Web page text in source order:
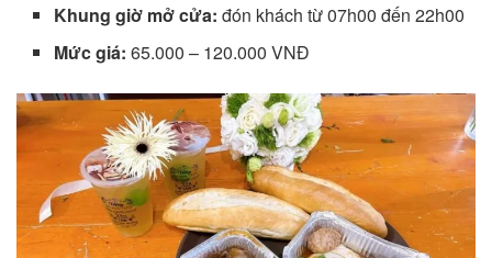
Khung giờ mở cửa:đón khách từ 07h00 đến 22h00
Mức giá:65.000 – 120.000 VNĐ